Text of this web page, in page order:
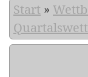
Start »